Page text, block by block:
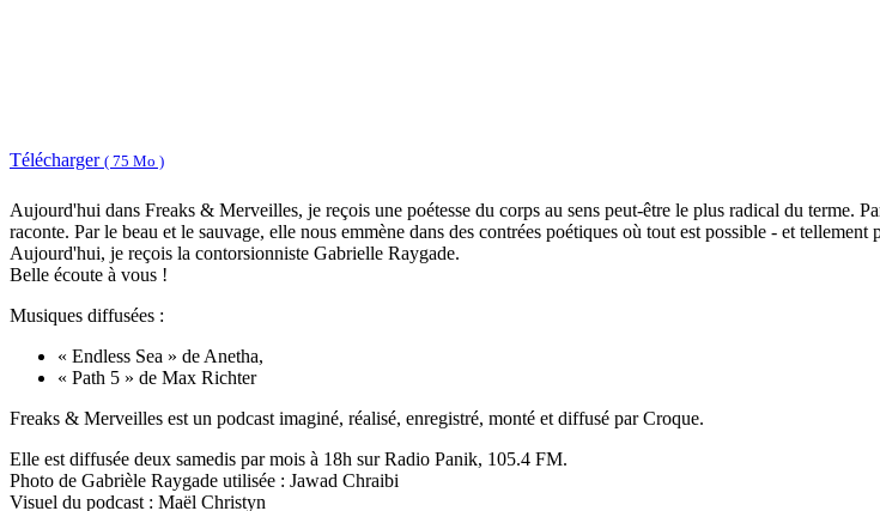
Télécharger ( 75 Mo )
Aujourd'hui dans Freaks & Merveilles, je reçois une poétesse du corps au sens peut-être le plus radical du terme.
raconte. Par le beau et le sauvage, elle nous emmène dans des contrées poétiques où tout est possible - et tellement
Aujourd'hui, je reçois la contorsionniste Gabrielle Raygade.
Belle écoute à vous !
Musiques diffusées :
« Endless Sea » de Anetha,
« Path 5 » de Max Richter
Freaks & Merveilles est un podcast imaginé, réalisé, enregistré, monté et diffusé par Croque.
Elle est diffusée deux samedis par mois à 18h sur Radio Panik, 105.4 FM.
Photo de Gabrièle Raygade utilisée : Jawad Chraibi
Visuel du podcast : Maël Christyn